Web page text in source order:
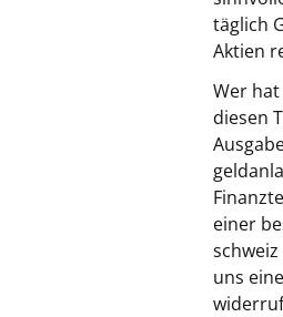
täglich
Aktien
Wer
diesen
einer
uns